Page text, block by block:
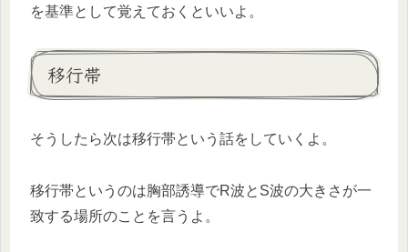
を基準として覚えておくといいよ。
移行帯
そうしたら次は移行帯という話をしていくよ。
移行帯というのは胸部誘導でR波とS波の大きさが一
致する場所のことを言うよ。